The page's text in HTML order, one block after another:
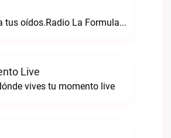
Radio formula una formula hecha para tus oídos.Radio La Formula Frutillar live
Live
vives tu momento live